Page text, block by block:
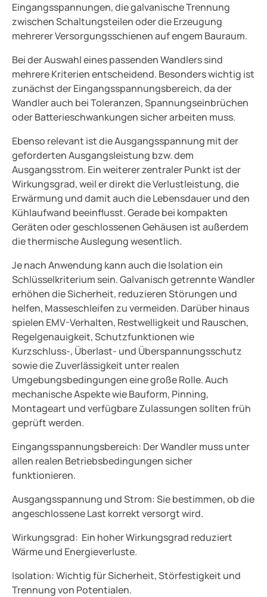
Eingangsspannungen, die galvanische Trennung
zwischen Schaltungsteilen oder die Erzeugung
mehrerer Versorgungsschienen auf engem Bauraum.
Bei der Auswahl eines passenden Wandlers sind
mehrere Kriterien entscheidend. Besonders wichtig ist
zunächst der Eingangsspannungsbereich, da der
Wandler auch bei Toleranzen, Spannungseinbrüchen
oder Batterieschwankungen sicher arbeiten muss.
Ebenso relevant ist die Ausgangsspannung mit der
geforderten Ausgangsleistung bzw. dem
Ausgangsstrom. Ein weiterer zentraler Punkt ist der
Wirkungsgrad, weil er direkt die Verlustleistung, die
Erwärmung und damit auch die Lebensdauer und den
Kühlaufwand beeinflusst. Gerade bei kompakten
Geräten oder geschlossenen Gehäusen ist außerdem
die thermische Auslegung wesentlich.
Je nach Anwendung kann auch die Isolation ein
Schlüsselkriterium sein. Galvanisch getrennte Wandler
erhöhen die Sicherheit, reduzieren Störungen und
helfen, Masseschleifen zu vermeiden. Darüber hinaus
spielen EMV-Verhalten, Restwelligkeit und Rauschen,
Regelgenauigkeit, Schutzfunktionen wie
Kurzschluss-, Überlast- und Überspannungsschutz
sowie die Zuverlässigkeit unter realen
Umgebungsbedingungen eine große Rolle. Auch
mechanische Aspekte wie Bauform, Pinning,
Montageart und verfügbare Zulassungen sollten früh
geprüft werden.
Eingangsspannungsbereich: Der Wandler muss unter
allen realen Betriebsbedingungen sicher
funktionieren.
Ausgangsspannung und Strom: Sie bestimmen, ob die
angeschlossene Last korrekt versorgt wird.
Wirkungsgrad: Ein hoher Wirkungsgrad reduziert
Wärme und Energieverluste.
Isolation: Wichtig für Sicherheit, Störfestigkeit und
Trennung von Potentialen.